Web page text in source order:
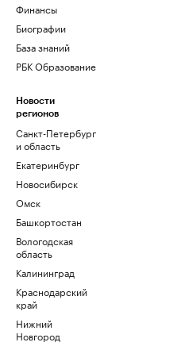
Финансы
Биографии
База знаний
РБК Образование
Новости
регионов
Санкт-Петербург
и область
Екатеринбург
Новосибирск
Омск
Башкортостан
Вологодская
область
Калининград
Краснодарский
край
Нижний
Новгород